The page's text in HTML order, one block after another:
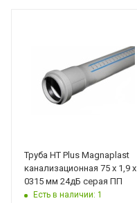
Труба HT Plus Magnaplast
канализационная 75 х 1,9 х
0315 мм 24дБ серая ПП
Есть в наличии: 1